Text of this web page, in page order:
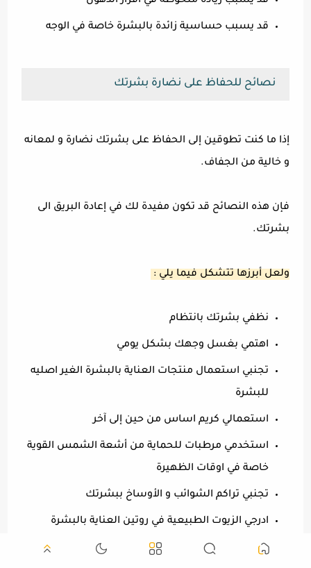
قد يسبب حساسية زائدة بالبشرة خاصة في الوجه
نصائح للحفاظ على نضارة بشرتك
إذا ما كنت تطوقين إلى الحفاظ على بشرتك نضارة و لمعانه
و خالية من الجفاف.
فإن هذه النصائح قد تكون مفيدة لك في إعادة البريق الى
بشرتك.
ولعل أبرزها تتشكل فيما يلي :
نظفي بشرتك بانتظام
اهتمي بغسل وجهك بشكل يومي
تجنبي استعمال منتجات العناية بالبشرة الغير اصليه
للبشرة
استعمالي كريم اساس من حين إلى آخر
استخدمي مرطبات للحماية من أشعة الشمس القوية
خاصة في اوقات الظهيرة
تجنبي تراكم الشوائب و الأوساخ ببشرتك
ادرجي الزيوت الطبيعية في روتين العناية بالبشرة
الخاص بك